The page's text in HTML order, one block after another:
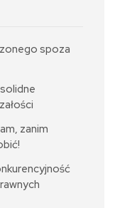
spoza
zanim